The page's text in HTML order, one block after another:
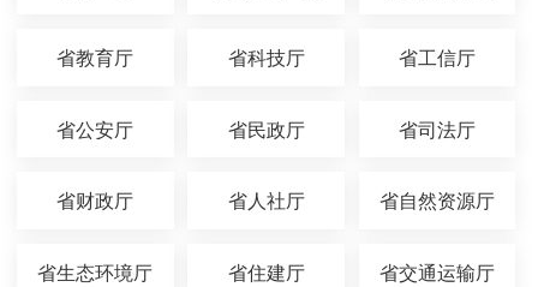
省教育厅 省科技厅 省工信厅
省公安厅 省民政厅 省司法厅
省财政厅 省人社厅 省自然资源厅
省生态环境厅 省住建厅 省交通运输厅